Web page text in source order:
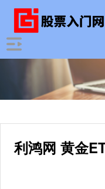
利鸿网 黄金